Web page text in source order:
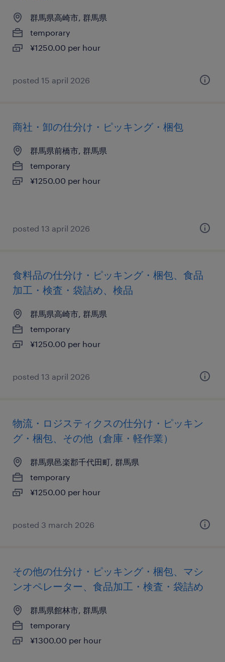
群馬県高崎市, 群馬県
temporary
¥1250.00 per hour
posted 15 april 2026
商社・卸の仕分け・ピッキング・梱包
群馬県前橋市, 群馬県
temporary
¥1250.00 per hour
posted 13 april 2026
食料品の仕分け・ピッキング・梱包、食品
加工・検査・袋詰め、検品
群馬県高崎市, 群馬県
temporary
¥1250.00 per hour
posted 13 april 2026
物流・ロジスティクスの仕分け・ピッキン
グ・梱包、その他（倉庫・軽作業）
群馬県邑楽郡千代田町, 群馬県
temporary
¥1250.00 per hour
posted 3 march 2026
その他の仕分け・ピッキング・梱包、マシ
ンオペレーター、食品加工・検査・袋詰め
群馬県館林市, 群馬県
temporary
¥1300.00 per hour